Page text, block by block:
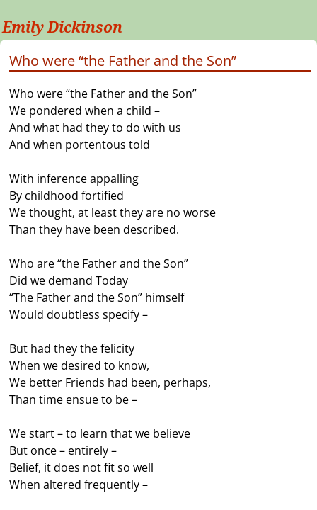
Emily Dickinson
Who were “the Father and the Son”
Who were “the Father and the Son”
We pondered when a child –
And what had they to do with us
And when portentous told
With inference appalling
By childhood fortified
We thought, at least they are no worse
Than they have been described.
Who are “the Father and the Son”
Did we demand Today
“The Father and the Son” himself
Would doubtless specify –
But had they the felicity
When we desired to know,
We better Friends had been, perhaps,
Than time ensue to be –
We start – to learn that we believe
But once – entirely –
Belief, it does not fit so well
When altered frequently –